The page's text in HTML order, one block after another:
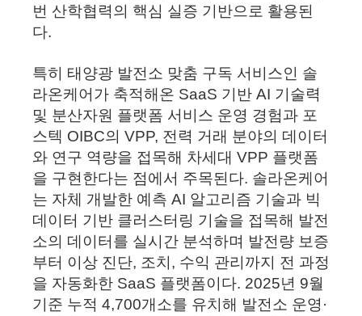
번 산학협력의 핵심 실증 기반으로 활용된
다.
특히 태양광 발전소 맞춤 구독 서비스인 솔
라온케어가 축적해온 SaaS 기반 AI 기술력
및 분산자원 플랫폼 서비스 운영 경험과 포
스텍 OIBC의 VPP, 전력 거래 분야의 데이터
와 연구 역량을 접목해 차세대 VPP 플랫폼
을 구현한다는 점에서 주목된다. 솔라온케어
는 자체 개발한 예측 AI 알고리즘 기술과 빅
데이터 기반 클러스터링 기술을 접목해 발전
소의 데이터를 실시간 분석하며 발전량 보증
부터 이상 진단, 조치, 수익 관리까지 전 과정
을 자동화한 SaaS 플랫폼이다. 2025년 9월
기준 누적 4,700개소를 유치해 발전소 운영·